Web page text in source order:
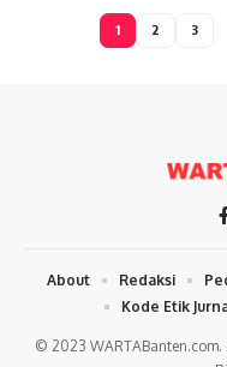
1 2 3
© 2023 WARTABanten.com.
About Redaksi
Kode Etik